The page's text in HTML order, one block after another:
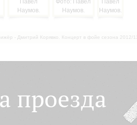
- Дмитрий Корявко. Концерт в фойе сезона 2012/
проезда